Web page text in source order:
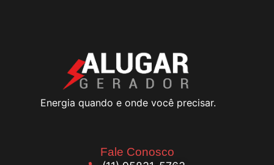
Energia quando e onde você precisar.
Fale Conosco